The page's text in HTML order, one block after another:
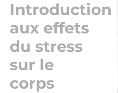
Introduction
aux effets
du stress
sur le
corps